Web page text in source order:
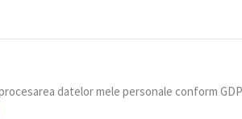
datelor mele personale conform